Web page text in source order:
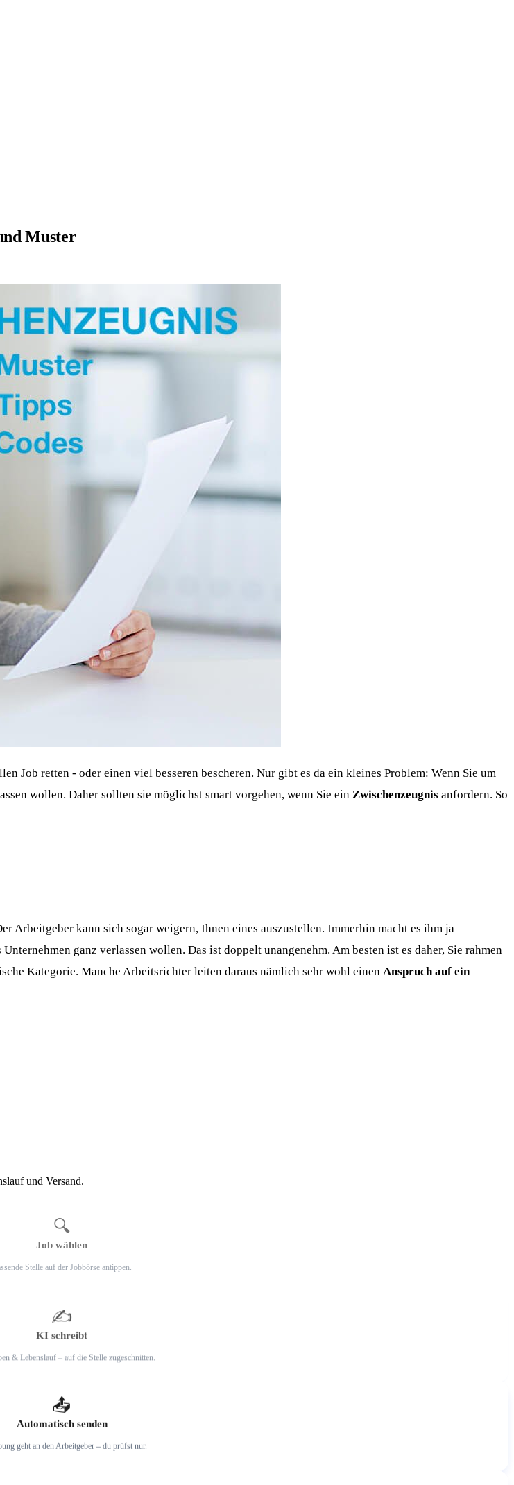
Muster
Job retten - oder einen viel besseren bescheren. Nur gibt es da ein kleines Problem: Wenn Sie um
wollen. Daher sollten sie möglichst smart vorgehen, wenn Sie ein Zwischenzeugnisanfordern. So
Arbeitgeber kann sich sogar weigern, Ihnen eines auszustellen. Immerhin macht es ihm ja
ganz verlassen wollen. Das ist doppelt unangenehm. Am besten ist es daher, Sie rahmen
Kategorie. Manche Arbeitsrichter leiten daraus nämlich sehr wohl einen Anspruch auf ein
und Versand.
🔍
Job wählen
Stelle auf der Jobbörse antippen.
✍️
KI schreibt
& Lebenslauf – auf die Stelle zugeschnitten.
📤
Automatisch senden
geht an den Arbeitgeber – du prüfst nur.